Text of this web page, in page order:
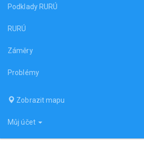
Podklady RURÚ
RURÚ
Záměry
Problémy
Zobrazit mapu
Můj účet